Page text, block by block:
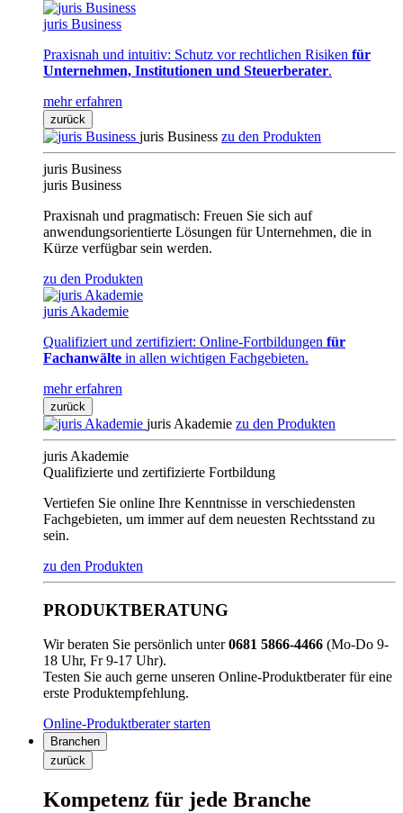
juris Business
Praxisnah und intuitiv: Schutz vor rechtlichen Risiken für
Unternehmen, Institutionen und Steuerberater.
mehr erfahren
zurück
juris Business zu den Produkten
juris Business
juris Business
Praxisnah und pragmatisch: Freuen Sie sich auf
anwendungsorientierte Lösungen für Unternehmen, die in
Kürze verfügbar sein werden.
zu den Produkten
juris Akademie
Qualifiziert und zertifiziert: Online-Fortbildungen für
Fachanwälte in allen wichtigen Fachgebieten.
mehr erfahren
zurück
juris Akademie zu den Produkten
juris Akademie
Qualifizierte und zertifizierte Fortbildung
Vertiefen Sie online Ihre Kenntnisse in verschiedensten
Fachgebieten, um immer auf dem neuesten Rechtsstand zu
sein.
zu den Produkten
PRODUKTBERATUNG
Wir beraten Sie persönlich unter0681 5866-4466 (Mo-Do 9-
18 Uhr, Fr 9-17 Uhr).
Testen Sie auch gerne unseren Online-Produktberater für eine
erste Produktempfehlung.
Online-Produktberater starten
Branchen
zurück
Kompetenz für jede Branche